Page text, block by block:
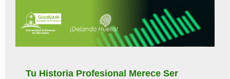
Tu Historia Profesional Merece Ser